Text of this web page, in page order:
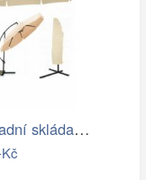
AKCE Zahradní skládací slunečník LEVI…